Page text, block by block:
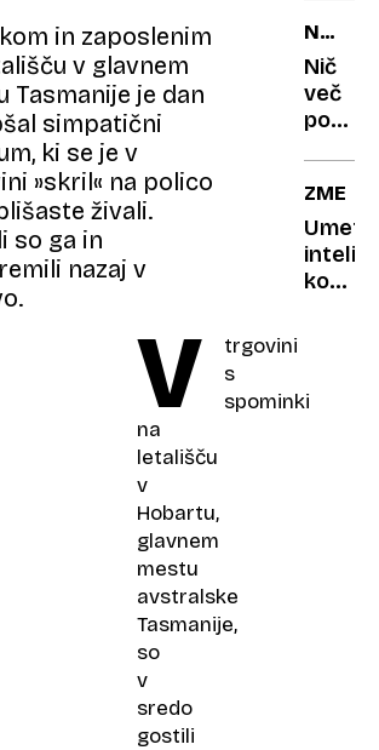
in zaposlenim
v glavnem
Tasmanije je dan
simpatični
ki se je v
»skril« na polico
živali.
so ga in
nazaj v
V
trgovini
s
spominki
na
letališču
v
Hobartu,
glavnem
mestu
avstralske
Tasmanije,
so
v
sredo
gostili
ki
bodo
kljub
ostali
varni
ZVOK
Nič
več
Odkrili
njihovo
skrito
kot
roboti
rešijo